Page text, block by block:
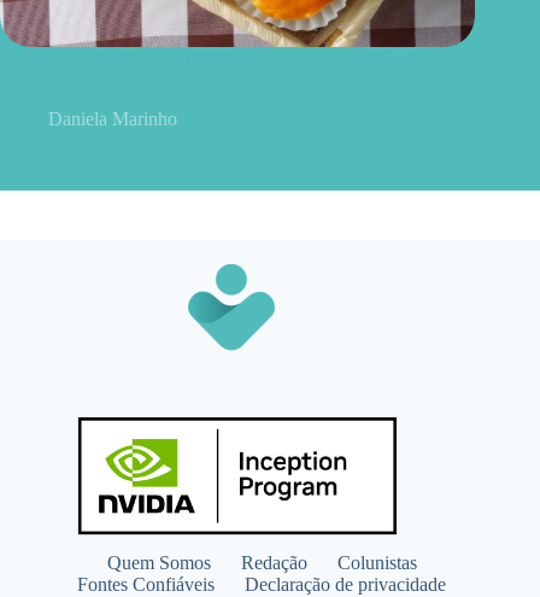
Daniela Marinho
Quem Somos Redação
Colunistas
Fontes Confiáveis
Declaração de privacidade